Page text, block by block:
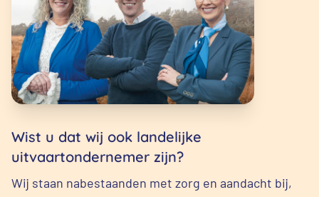
Wist u dat wij ook landelijke
uitvaartondernemer zijn?
Wij staan nabestaanden met zorg en aandacht bij,